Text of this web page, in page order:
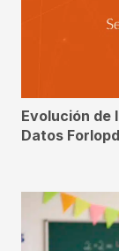
Evolución de
Datos Forlopd